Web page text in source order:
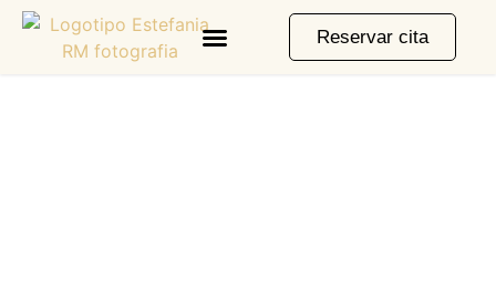
Reservar cita